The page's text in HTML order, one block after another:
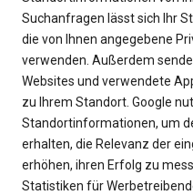
Suchanfragen lässt sich Ihr
die von Ihnen angegebene
verwenden. Außerdem
Websites und verwendete
zu Ihrem Standort. Google
Standortinformationen, um
erhalten, die Relevanz der
erhöhen, ihren Erfolg zu
Statistiken für